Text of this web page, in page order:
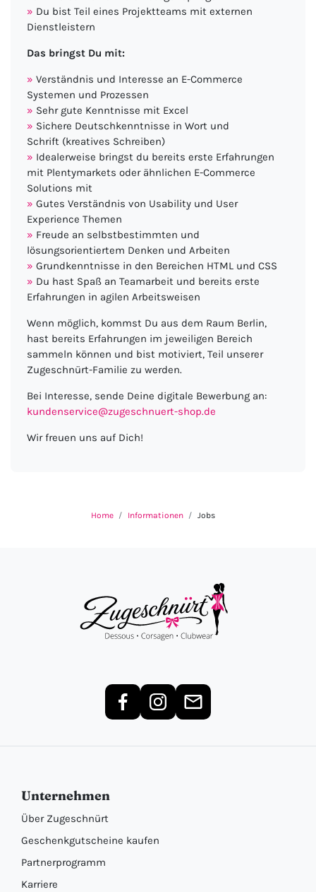
Du bist Teil eines Projektteams mit externen
Dienstleistern
Das bringst Du mit:
Verständnis und Interesse an E-Commerce
Systemen und Prozessen
Sehr gute Kenntnisse mit Excel
Sichere Deutschkenntnisse in Wort und
Schrift (kreatives Schreiben)
Idealerweise bringst du bereits erste Erfahrungen
mit Plentymarkets oder ähnlichen E-Commerce
Solutions mit
Gutes Verständnis von Usability und User
Experience Themen
Freude an selbstbestimmten und
lösungsorientiertem Denken und Arbeiten
Grundkenntnisse in den Bereichen HTML und CSS
Du hast Spaß an Teamarbeit und bereits erste
Erfahrungen in agilen Arbeitsweisen
Wenn möglich, kommst Du aus dem Raum Berlin,
hast bereits Erfahrungen im jeweiligen Bereich
sammeln können und bist motiviert, Teil unserer
Zugeschnürt-Familie zu werden.
Bei Interesse, sende Deine digitale Bewerbung an:
kundenservice@zugeschnuert-shop.de
Wir freuen uns auf Dich!
Home Informationen Jobs
Unternehmen
Über Zugeschnürt
Geschenkgutscheine kaufen
Partnerprogramm
Karriere